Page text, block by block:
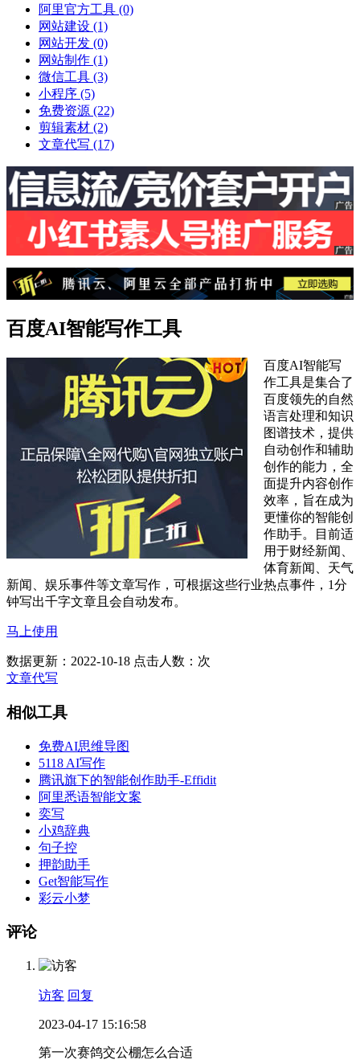
阿里官方工具 (0)
网站建设 (1)
网站开发 (0)
网站制作 (1)
微信工具 (3)
小程序 (5)
免费资源 (22)
剪辑素材 (2)
文章代写 (17)
百度AI智能写作工具
百度AI智能写
作工具是集合了
百度领先的自然
语言处理和知识
图谱技术，提供
自动创作和辅助
创作的能力，全
面提升内容创作
效率，旨在成为
更懂你的智能创
作助手。目前适
用于财经新闻、
体育新闻、天气
新闻、娱乐事件等文章写作，可根据这些行业热点事件，1分
钟写出千字文章且会自动发布。
马上使用
数据更新：2022-10-18 点击人数： 次
文章代写
相似工具
免费AI思维导图
5118 AI写作
腾讯旗下的智能创作助手-Effidit
阿里悉语智能文案
奕写
小鸡辞典
句子控
押韵助手
Get智能写作
彩云小梦
评论
访客 回复
2023-04-17 15:16:58
第一次赛鸽交公棚怎么合适